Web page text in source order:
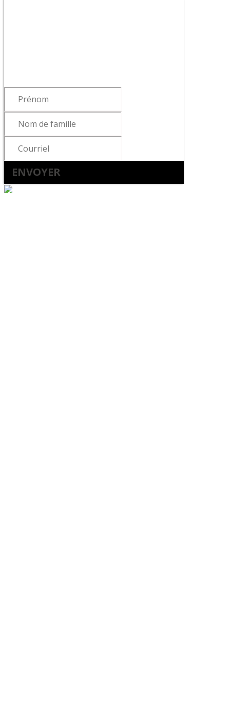
ENVOYER